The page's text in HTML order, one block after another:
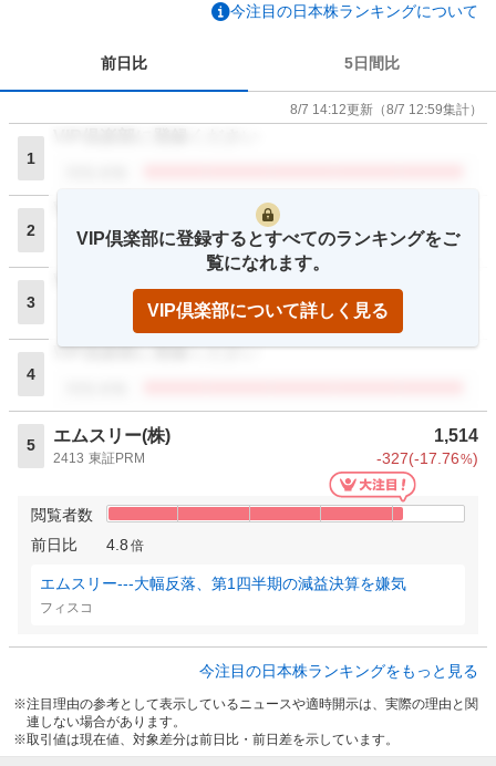
今注目の日本株ランキングについて
前日比 5日間比
8/7 14:12更新 （8/7 12:59集計）
1
2
VIP倶楽部に登録ください
閲覧者数
3
4
VIP倶楽部に登録ください
5
エムスリー(株) 1,514
2413 東証PRM -327(-17.76%)
閲覧者数
前日比
4.8 倍
エムスリー---大幅反落、第1四半期の減益決算を嫌気
フィスコ
VIP倶楽部に登録するとすべてのランキングをご
覧になれます。
VIP倶楽部について詳しく見る
今注目の日本株ランキングをもっと見る
注目理由の参考として表示しているニュースや適時開示は、実際の理由と関
連しない場合があります。
取引値は現在値、対象差分は前日比・前日差を示しています。